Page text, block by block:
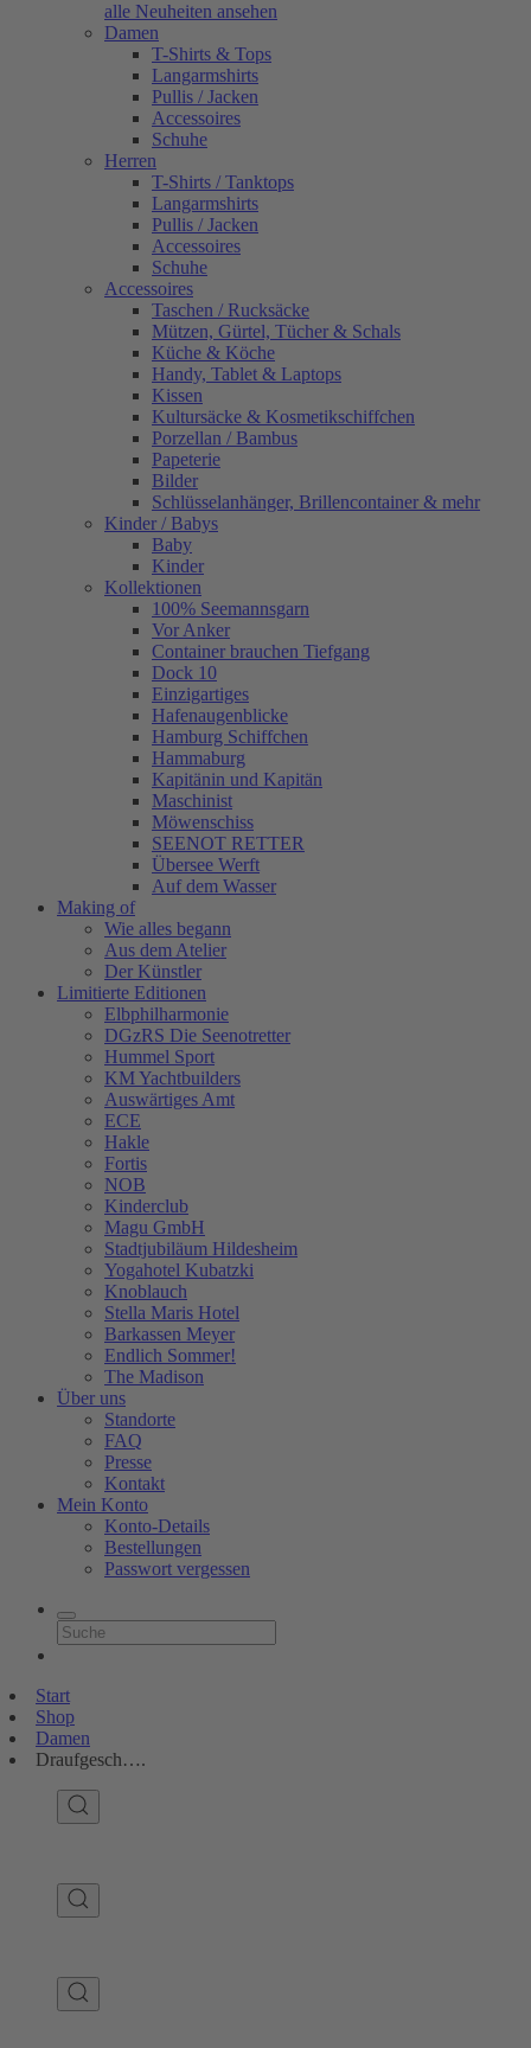
alle Neuheiten ansehen
Damen
T-Shirts & Tops
Langarmshirts
Pullis / Jacken
Accessoires
Schuhe
Herren
T-Shirts / Tanktops
Langarmshirts
Pullis / Jacken
Accessoires
Schuhe
Accessoires
Taschen / Rucksäcke
Mützen, Gürtel, Tücher & Schals
Küche & Köche
Handy, Tablet & Laptops
Kissen
Kultursäcke & Kosmetikschiffchen
Porzellan / Bambus
Papeterie
Bilder
Schlüsselanhänger, Brillencontainer & mehr
Kinder / Babys
Baby
Kinder
Kollektionen
100% Seemannsgarn
Vor Anker
Container brauchen Tiefgang
Dock 10
Einzigartiges
Hafenaugen­blicke
Hamburg Schiffchen
Hammaburg
Kapitänin und Kapitän
Maschinist
Möwenschiss
SEENOT RETTER
Übersee Werft
Auf dem Wasser
Making of
Wie alles begann
Aus dem Atelier
Der Künstler
Limitierte Editionen
Elbphilharmonie
DGzRS Die Seenotretter
Hummel Sport
KM Yachtbuilders
Auswärtiges Amt
ECE
Hakle
Fortis
NOB
Kinderclub
Magu GmbH
Stadtjubiläum Hildesheim
Yogahotel Kubatzki
Knoblauch
Stella Maris Hotel
Barkassen Meyer
Endlich Sommer!
The Madison
Über uns
Standorte
FAQ
Presse
Kontakt
Mein Konto
Konto-Details
Bestellungen
Passwort vergessen
Start
Shop
Damen
Draufgesch….